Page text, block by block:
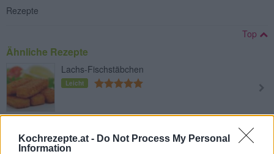
Kochrezepte.at - Do Not Process My Personal
Information
Rezepte
Top
Ähnliche Rezepte
Lachs-Fischstäbchen
Leicht
Leicht